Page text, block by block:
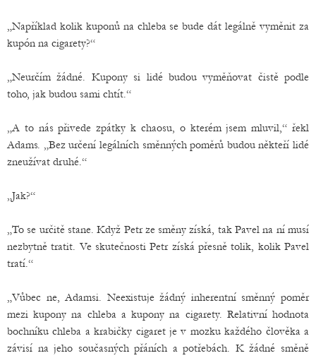
„Například kolik kuponů na chleba se bude dát legálně vyměnit za
kupón na cigarety?“
„Neurčím žádné. Kupony si lidé budou vyměňovat čistě podle
toho, jak budou sami chtít.“
„A to nás přivede zpátky k chaosu, o kterém jsem mluvil,“ řekl
Adams. „Bez určení legálních směnných poměrů budou někteří lidé
zneužívat druhé.“
„Jak?“
„To se určitě stane. Když Petr ze směny získá, tak Pavel na ní musí
nezbytně tratit. Ve skutečnosti Petr získá přesně tolik, kolik Pavel
tratí.“
„Vůbec ne, Adamsi. Neexistuje žádný inherentní směnný poměr
mezi kupony na chleba a kupony na cigarety. Relativní hodnota
bochníku chleba a krabičky cigaret je v mozku každého člověka a
závisí na jeho současných přáních a potřebách. K žádné směně